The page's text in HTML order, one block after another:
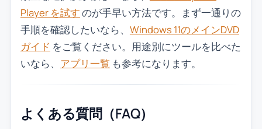
Player を試すのが手早い方法です。まず一通りの
手順を確認したいなら、 Windows 11のメインDVD
ガイド をご覧ください。用途別にツールを比べた
いなら、 アプリ一覧 も参考になります。
よくある質問（FAQ）